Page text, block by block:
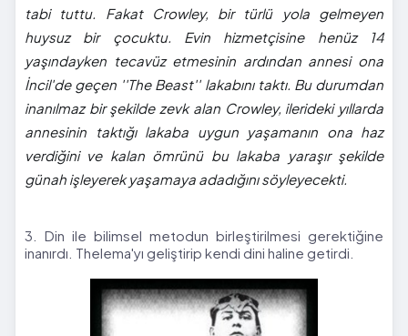
tabi tuttu. Fakat Crowley, bir türlü yola gelmeyen
huysuz bir çocuktu. Evin hizmetçisine henüz 14
yaşındayken tecavüz etmesinin ardından annesi ona
İncil'de geçen ''The Beast'' lakabını taktı. Bu durumdan
inanılmaz bir şekilde zevk alan Crowley, ilerideki yıllarda
annesinin taktığı lakaba uygun yaşamanın ona haz
verdiğini ve kalan ömrünü bu lakaba yaraşır şekilde
günah işleyerek yaşamaya adadığını söyleyecekti.
3. Din ile bilimsel metodun birleştirilmesi gerektiğine
inanırdı. Thelema'yı geliştirip kendi dini haline getirdi.